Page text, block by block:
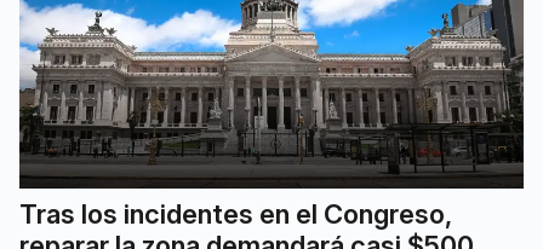
Tras los incidentes en el Congreso,